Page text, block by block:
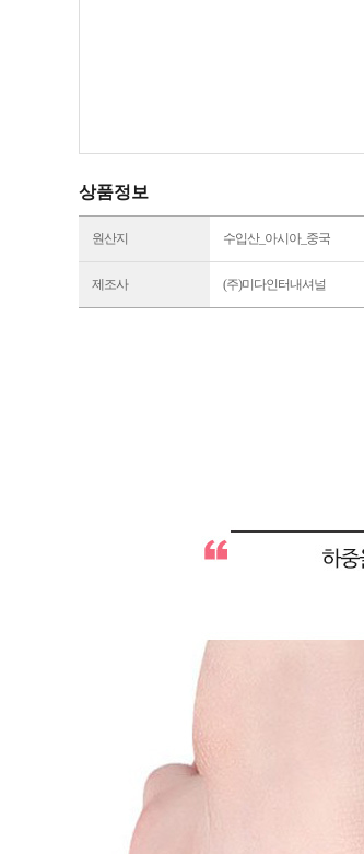
상품정보
원산지 수입산_아시아_중국
제조사 (주)미다인터내셔널